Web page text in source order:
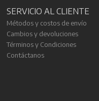
SERVICIO AL CLIENTE
Métodos y costos de envío
Cambios y devoluciones
Términos y Condiciones
Contáctanos